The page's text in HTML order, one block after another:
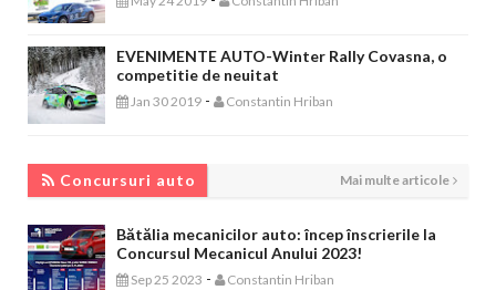
EVENIMENTE AUTO-Winter Rally Covasna, o
competitie de neuitat
Jan 30 2019 - Constantin Hriban
Concursuri auto Mai multe articole
Bătălia mecanicilor auto: încep înscrierile la
Concursul Mecanicul Anului 2023!
Sep 25 2023 - Constantin Hriban